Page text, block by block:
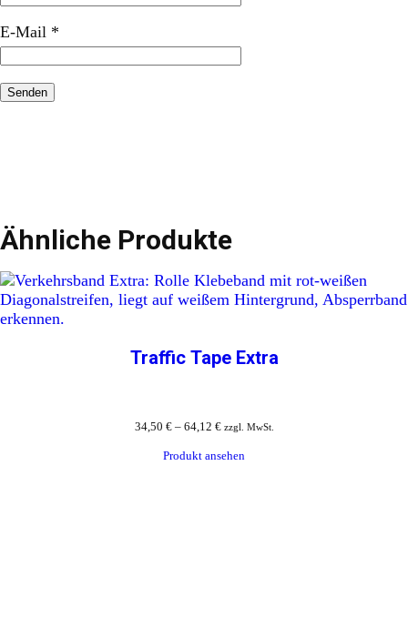
E-Mail *
Ähnliche Produkte
Traffic Tape Extra
34,50 €– 64,12 € zzgl. MwSt.
Produkt ansehen